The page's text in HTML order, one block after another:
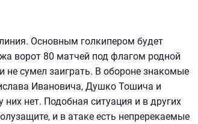
Основным голкипером будет
ворот 80 матчей под флагом родной
не сумел заиграть. В обороне знакомые
Ивановича, Душко Тошича и
нет. Подобная ситуация и в других
и в атаке есть непререкаемые